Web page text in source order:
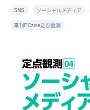
SNS ソーシャルメディア
季刊ECzine定点観測